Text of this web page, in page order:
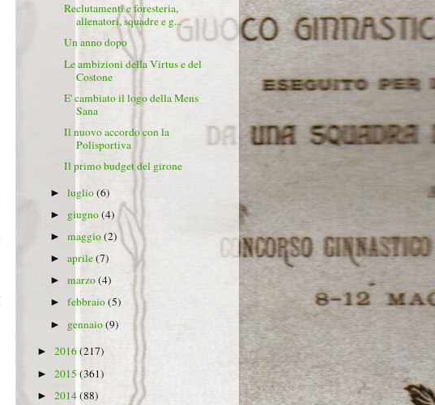
Reclutamenti e foresteria,
allenatori, squadre e g...
Un anno dopo
Le ambizioni della Virtus e del
Costone
E' cambiato il logo della Mens
Sana
Il nuovo accordo con la
Polisportiva
Il primo budget del girone
►luglio(6)
► giugno(4)
►maggio(2)
►aprile(7)
►marzo(4)
►febbraio(5)
► gennaio(9)
► 2016(217)
► 2015 (361)
► 2014(88)